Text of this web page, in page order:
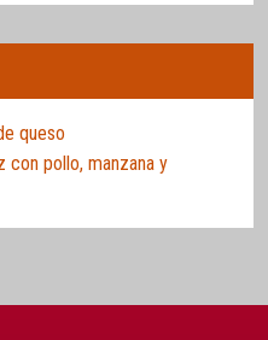
queso
con pollo, manzana y